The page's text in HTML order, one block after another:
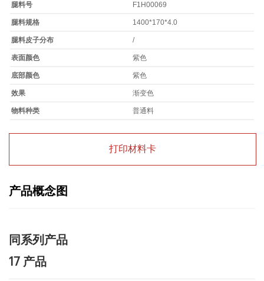
腿料号 F1H00069
腿料规格 1400*170*4.0
腿料皮子分布 /
表面颜色 紫色
底部颜色 紫色
效果 渐变色
物料种类 普通料
打印材料卡
产品概念图
同系列产品
17 产品